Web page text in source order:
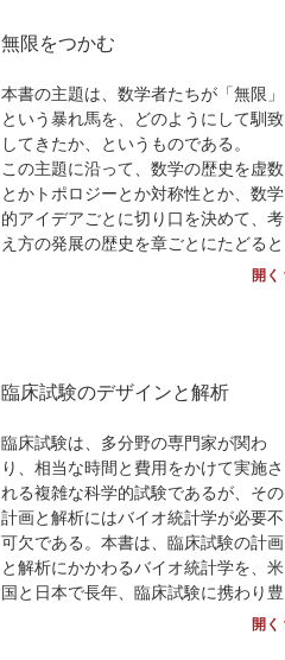
無限をつかむ
本書の主題は、数学者たちが「無限」
という暴れ馬を、どのようにして馴致
してきたか、というものである。
この主題に沿って、数学の歴史を虚数
とかトポロジーとか対称性とか、数学
的アイデアごとに切り口を決めて、考
え方の発展の歴史を章ごとにたどると
いう趣向の本である。数学の歴史を読
開く
臨床試験のデザインと解析
臨床試験は、多分野の専門家が関わ
り、相当な時間と費用をかけて実施さ
れる複雑な科学的試験であるが、その
計画と解析にはバイオ統計学が必要不
可欠である。本書は、臨床試験の計画
と解析にかかわるバイオ統計学を、米
国と日本で長年、臨床試験に携わり豊
富な経験をもった二人のバイオ統計家
開く